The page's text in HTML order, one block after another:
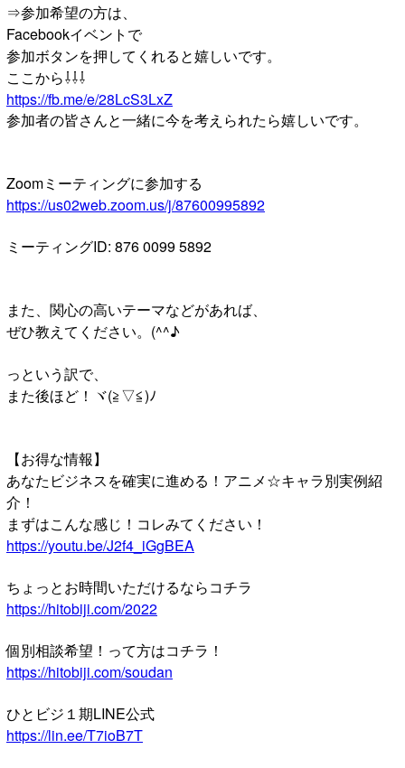
⇒参加希望の方は、
Facebookイベントで
参加ボタンを押してくれると嬉しいです。
ここから⇩⇩⇩
https://fb.me/e/28LcS3LxZ
参加者の皆さんと一緒に今を考えられたら嬉しいです。
Zoomミーティングに参加する
https://us02web.zoom.us/j/87600995892
ミーティングID: 876 0099 5892
また、関心の高いテーマなどがあれば、
ぜひ教えてください。(^^♪
っという訳で、
また後ほど！ヾ(≧▽≦)ﾉ
【お得な情報】
あなたビジネスを確実に進める！アニメ☆キャラ別実例紹
介！
まずはこんな感じ！コレみてください！
https://youtu.be/J2f4_iGgBEA
ちょっとお時間いただけるならコチラ
https://hitobiji.com/2022
個別相談希望！って方はコチラ！
https://hitobiji.com/soudan
ひとビジ１期LINE公式
https://lin.ee/T7ioB7T